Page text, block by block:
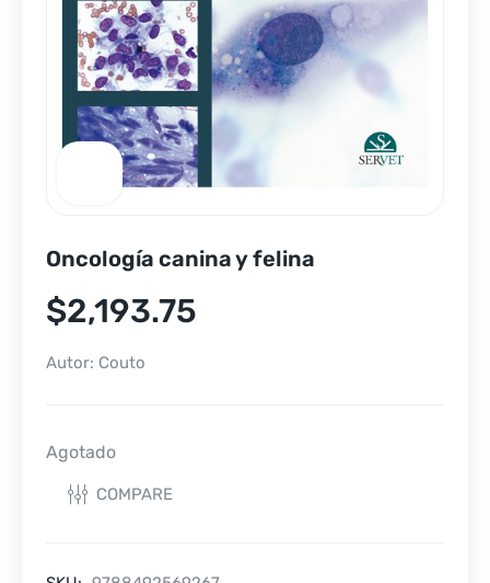
Oncología canina y felina
$2,193.75
Autor: Couto
Agotado
COMPARE